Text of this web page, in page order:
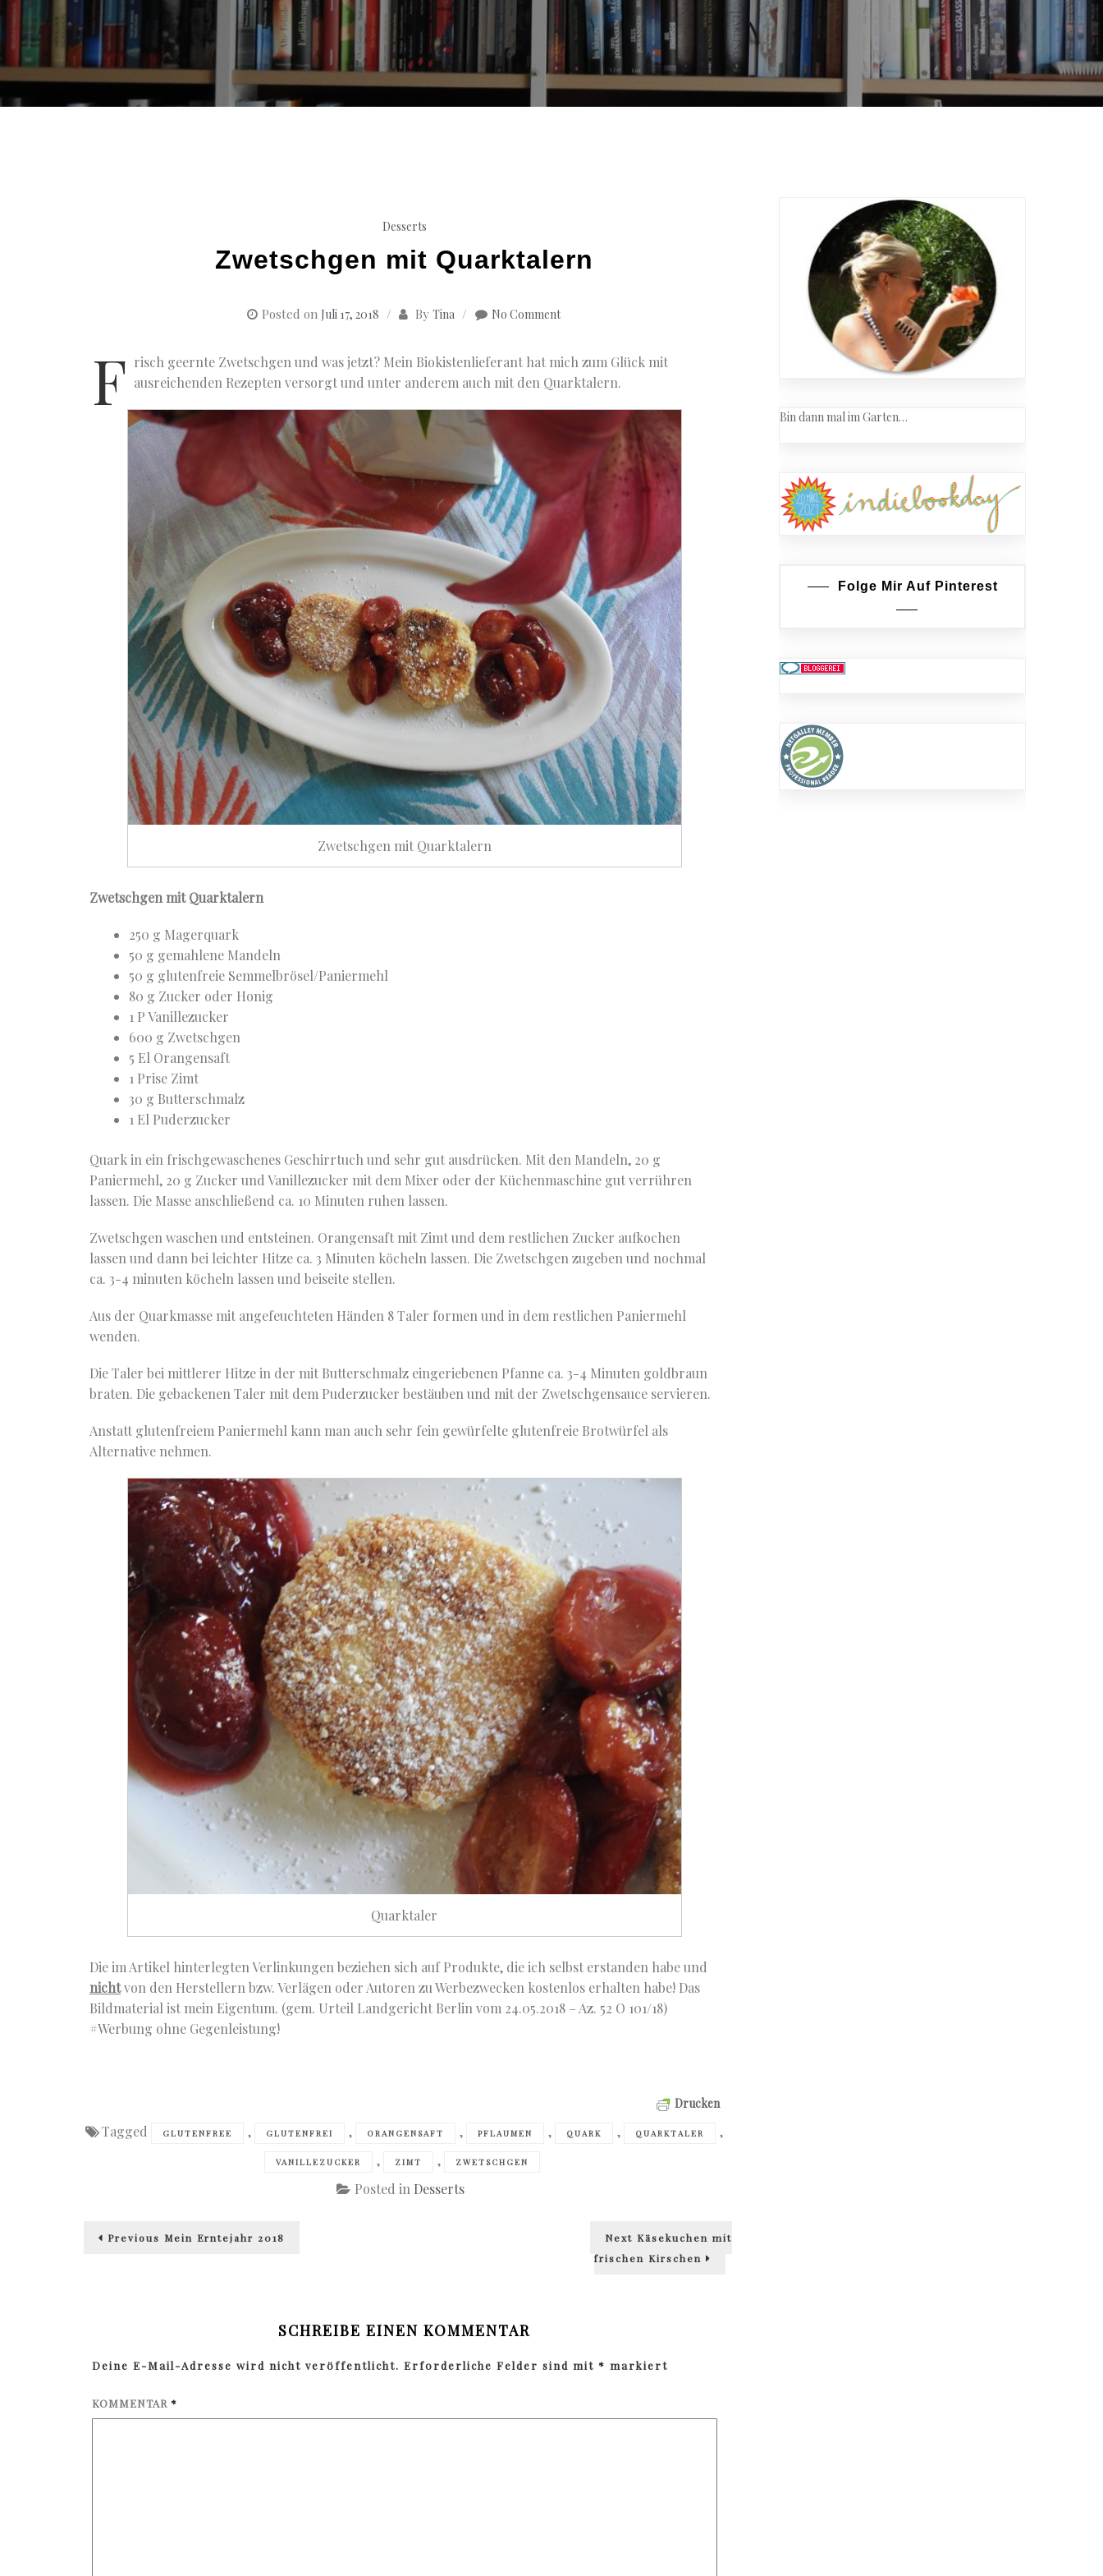
Desserts
Zwetschgen mit Quarktalern
Posted on Juli 17, 2018 ByTina No Comment
F risch geernte Zwetschgen und was jetzt? Mein Biokistenlieferant hat mich zum Glück mit
ausreichenden Rezepten versorgt und unter anderem auch mit den Quarktalern.
Zwetschgen mit Quarktalern
Zwetschgen mit Quarktalern
250 g Magerquark
50 g gemahlene Mandeln
50 g glutenfreie Semmelbrösel/Paniermehl
80 g Zucker oder Honig
1 P Vanillezucker
600 g Zwetschgen
5 El Orangensaft
1 Prise Zimt
30 g Butterschmalz
1 El Puderzucker
Quark in ein frischgewaschenes Geschirrtuch und sehr gut ausdrücken. Mit den Mandeln, 20 g
Paniermehl, 20 g Zucker und Vanillezucker mit dem Mixer oder der Küchenmaschine gut verrühren
lassen. Die Masse anschließend ca. 10 Minuten ruhen lassen.
Zwetschgen waschen und entsteinen. Orangensaft mit Zimt und dem restlichen Zucker aufkochen
lassen und dann bei leichter Hitze ca. 3 Minuten köcheln lassen. Die Zwetschgen zugeben und nochmal
ca. 3-4 minuten köcheln lassen und beiseite stellen.
Aus der Quarkmasse mit angefeuchteten Händen 8 Taler formen und in dem restlichen Paniermehl
wenden.
Die Taler bei mittlerer Hitze in der mit Butterschmalz eingeriebenen Pfanne ca. 3-4 Minuten goldbraun
braten. Die gebackenen Taler mit dem Puderzucker bestäuben und mit der Zwetschgensauce servieren.
Anstatt glutenfreiem Paniermehl kann man auch sehr fein gewürfelte glutenfreie Brotwürfel als
Alternative nehmen.
Quarktaler
Die im Artikel hinterlegten Verlinkungen beziehen sich auf Produkte, die ich selbst erstanden habe und
nichtvon den Herstellern bzw. Verlägen oder Autoren zu Werbezwecken kostenlos erhalten habe! Das
Bildmaterial ist mein Eigentum. (gem. Urteil Landgericht Berlin vom 24.05.2018 – Az. 52 O 101/18)
#Werbung ohne Gegenleistung!
Drucken
Tagged GLUTENFREE , GLUTENFREI , ORANGENSAFT , PFLAUMEN , QUARK , QUARKTALER ,
VANILLEZUCKER , ZIMT , ZWETSCHGEN
Posted in Desserts
Beitragsnavigation
Previous Previous
Mein Erntejahr 2018 Next Next
Käsekuchen mit
frischen Kirschen
SCHREIBE EINEN KOMMENTAR
Deine E-Mail-Adresse wird nicht veröffentlicht. Erforderliche Felder sind mit * markiert
KOMMENTAR *
Bin dann mal im Garten…
Folge Mir Auf Pinterest